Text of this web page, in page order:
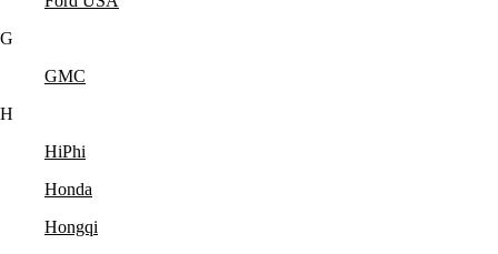
G
GMC
H
HiPhi
Honda
Hongqi